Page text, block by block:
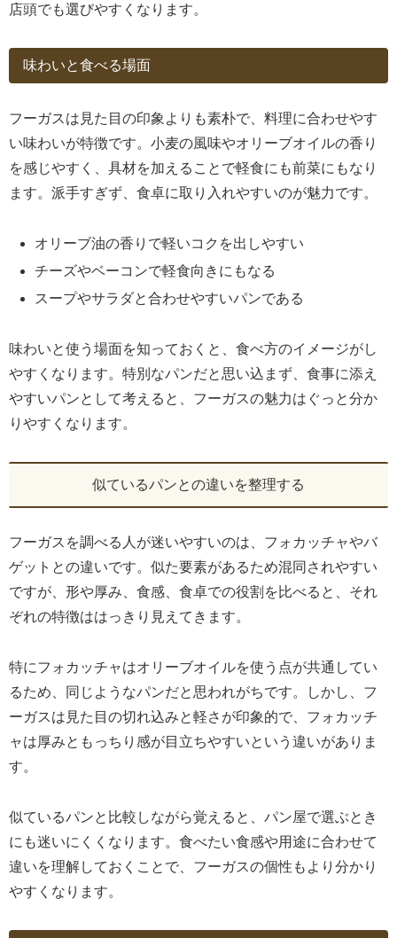
店頭でも選びやすくなります。
味わいと食べる場面
フーガスは見た目の印象よりも素朴で、料理に合わせやす
い味わいが特徴です。小麦の風味やオリーブオイルの香り
を感じやすく、具材を加えることで軽食にも前菜にもなり
ます。派手すぎず、食卓に取り入れやすいのが魅力です。
オリーブ油の香りで軽いコクを出しやすい
チーズやベーコンで軽食向きにもなる
スープやサラダと合わせやすいパンである
味わいと使う場面を知っておくと、食べ方のイメージがし
やすくなります。特別なパンだと思い込まず、食事に添え
やすいパンとして考えると、フーガスの魅力はぐっと分か
りやすくなります。
似ているパンとの違いを整理する
フーガスを調べる人が迷いやすいのは、フォカッチャやバ
ゲットとの違いです。似た要素があるため混同されやすい
ですが、形や厚み、食感、食卓での役割を比べると、それ
ぞれの特徴ははっきり見えてきます。
特にフォカッチャはオリーブオイルを使う点が共通してい
るため、同じようなパンだと思われがちです。しかし、フ
ーガスは見た目の切れ込みと軽さが印象的で、フォカッチ
ャは厚みともっちり感が目立ちやすいという違いがありま
す。
似ているパンと比較しながら覚えると、パン屋で選ぶとき
にも迷いにくくなります。食べたい食感や用途に合わせて
違いを理解しておくことで、フーガスの個性もより分かり
やすくなります。